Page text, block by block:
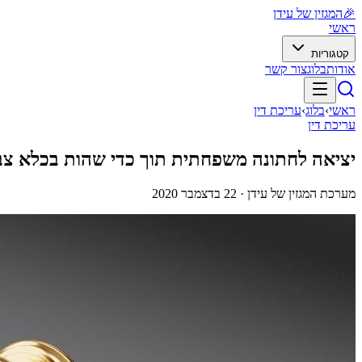
🎉המגזין של עידן
ראשי
קטגוריות
אודותבלוגצור קשר
ראשי›בלוג›עריכת דין
עריכת דין
יציאה לחתונה משפחתית תוך כדי שהות בכלא
מערכת המגזין של עידן · 22 בדצמבר 2020